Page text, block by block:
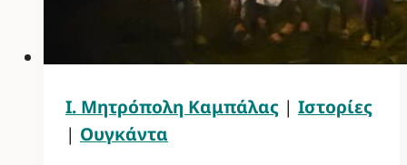
Ι. Μητρόπολη Καμπάλας | Ιστορίες
| Ουγκάντα